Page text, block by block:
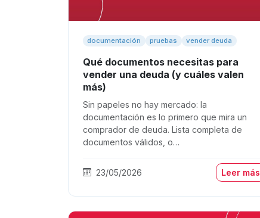
documentación pruebas vender deuda
Qué documentos necesitas para
vender una deuda (y cuáles valen
más)
Sin papeles no hay mercado: la
documentación es lo primero que mira un
comprador de deuda. Lista completa de
documentos válidos, o…
23/05/2026 Leer más